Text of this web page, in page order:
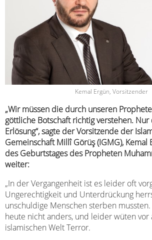
Kemal Ergün, Vorsitzender
„Wir müssen die durch unseren
göttliche Botschaft richtig verstehen.
Erlösung“, sagte der Vorsitzende der
Gemeinschaft Millî Görüş (IGMG), Kemal
des Geburtstages des Propheten
weiter:
„In der Vergangenheit ist es leider oft
Ungerechtigkeit und Unterdrückung
unschuldige Menschen sterben
heute nicht anders, und leider wüten
islamischen Welt Terror.